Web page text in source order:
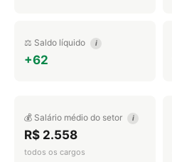
⚖️ Saldo líquido i
+62
💰 Salário médio do setor i
R$ 2.558
todos os cargos